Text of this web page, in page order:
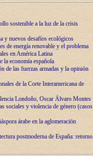
sostenible a la luz de la crisis
y nuevos desafíos ecológicos
de energía renovable y el problema
en América Latina
la economía española
de las fuerzas armadas y la opinión
de la Corte Interamericana de
Londoño, Oscar Álvaro Montes
sociales y violencia de género (casos
árabe en la aglomeración
postmoderna de España: retorno